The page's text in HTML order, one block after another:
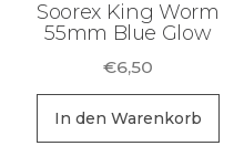
Soorex King Worm
55mm Blue Glow
€6,50
In den Warenkorb